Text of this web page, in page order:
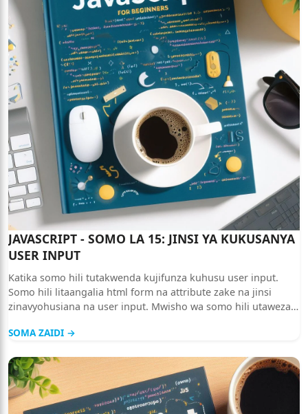
JAVASCRIPT - SOMO LA 15: JINSI YA KUKUSANYA
USER INPUT
Katika somo hili tutakwenda kujifunza kuhusu user input.
Somo hili litaangalia html form na attribute zake na jinsi
zinavyohusiana na user input. Mwisho wa somo hili utaweza
SOMA ZAIDI →